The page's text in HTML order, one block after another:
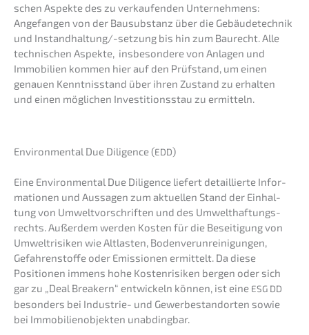
schen Aspek­te des zu verkau­fen­den Unter­neh­mens:
Angefan­gen von der Bausub­stanz über die Gebäu­de­tech­nik
und Instand­hal­tun­g/-setzung bis hin zum Baurecht. Alle
techni­schen Aspek­te, insbe­son­de­re von Anlagen und
Immobi­li­en kommen hier auf den Prüfstand, um einen
genau­en Kennt­nis­stand über ihren Zustand zu erhal­ten
und einen mögli­chen Inves­ti­ti­ons­stau zu ermitteln.
Environ­men­tal Due Diligence (EDD)
Eine Environ­men­tal Due Diligence liefert detail­lier­te Infor­
ma­tio­nen und Aussa­gen zum aktuel­len Stand der Einhal­
tung von Umwelt­vor­schrif­ten und des Umwelt­haf­tungs­
rechts. Außer­dem werden Kosten für die Besei­ti­gung von
Umwelt­ri­si­ken wie Altlas­ten, Boden­ver­un­rei­ni­gun­gen,
Gefah­ren­stof­fe oder Emissio­nen ermit­telt. Da diese
Positio­nen immens hohe Kosten­ri­si­ken bergen oder sich
gar zu „Deal Break­ern“ entwi­ckeln können, ist eine ESG DD
beson­ders bei Indus­trie- und Gewer­be­stand­or­ten sowie
bei Immobi­li­en­ob­jek­ten unabdingbar.